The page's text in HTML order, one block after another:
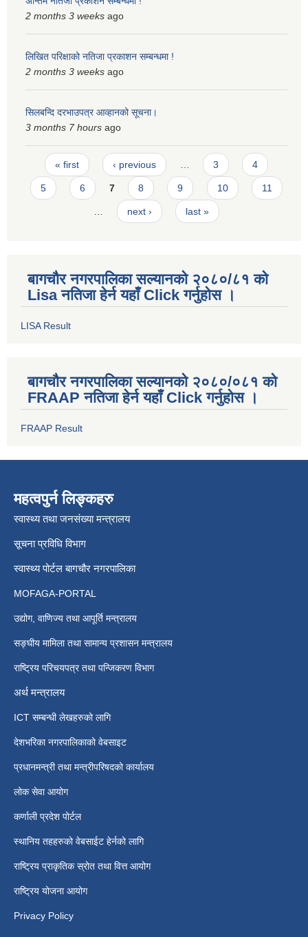
2 months 3 weeks ago
लिखित परिक्षाको नतिजा प्रकाशन सम्बन्धमा !
2 months 3 weeks ago
सिलबन्दि दरभाउपत्र आव्हानको सूचना।
3 months 7 hours ago
Pages
« first ‹ previous … 3 4
5 6 7 8 9 10 11
… next › last »
बागचौर नगरपालिका सल्यानको २०८०/८१ को
Lisa नतिजा हेर्न यहाँ Click गर्नुहोस ।
LISA Result
बागचौर नगरपालिका सल्यानको २०८०/०८१ को
FRAAP नतिजा हेर्न यहाँ Click गर्नुहोस ।
FRAAP Result
महत्वपुर्न लिङ्कहरु
स्वास्थ्य तथा जनसंख्या मन्त्रालय
सूचना प्रविधि विभाग
स्वास्थ्य पोर्टल बागचौर नगरपालिका
MOFAGA-PORTAL
उद्योग, वाणिज्य तथा आपूर्ति मन्त्रालय
सङ्घीय मामिला तथा सामान्य प्रशासन मन्त्रालय
राष्ट्रिय परिचयपत्र तथा पन्जिकरण विभाग
अर्थ मन्त्रालय
ICT सम्बन्धी लेखहरुको लागि
देशभरिका नगरपालिकाको वेबसाइट
प्रधानमन्त्री तथा मन्त्रीपरिषदको कार्यालय
लोक सेवा आयोग
कर्णाली प्रदेश पोर्टल
स्थानिय तहहरुको वेबसाईट हेर्नको लागि
राष्ट्रिय प्राकृतिक स्रोत तथा वित्त आयोग
राष्ट्रिय योजना आयोग
Privacy Policy